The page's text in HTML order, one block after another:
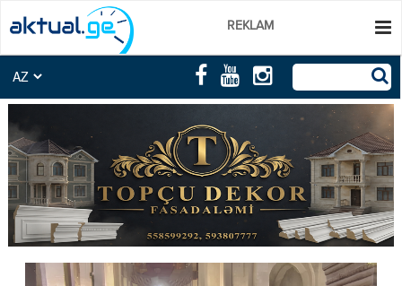
REKLAM